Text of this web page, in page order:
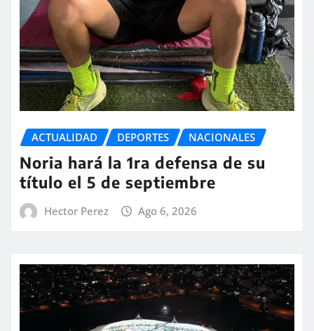
ACTUALIDAD DEPORTES NACIONALES
Noria hará la 1ra defensa de su
título el 5 de septiembre
Hector Perez Ago 6, 2026